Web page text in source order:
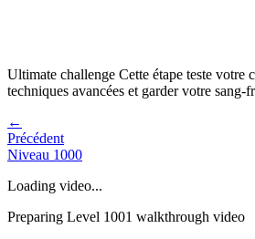
Ultimate challenge Cette étape teste votre
techniques avancées et garder votre sang-
←
Précédent
Niveau 1000
Loading video...
Preparing Level 1001 walkthrough video